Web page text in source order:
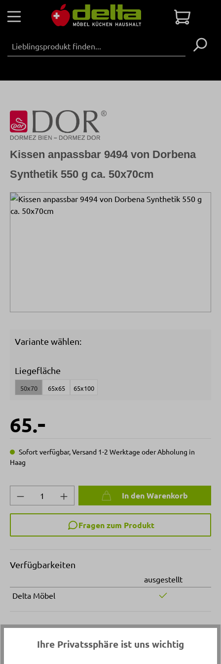
Zum Hauptinhalt springen
Bildergalerie überspringen
Kissen anpassbar 9494 von Dorbena
Synthetik 550 g ca. 50x70cm
Variante wählen:
Liegefläche
50x70 65x65 65x100
65.-
Sofort verfügbar, Versand 1-2 Werktage oder Abholung in
Haag
Produkt Anzahl: Gib den gewünschten
In den Warenkorb
Fragen zum Produkt
Verfügbarkeiten
ausgestellt
Delta Möbel
Ihre Privatssphäre ist uns wichtig